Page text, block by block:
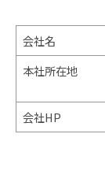
会社名
本社所在地
会社HP